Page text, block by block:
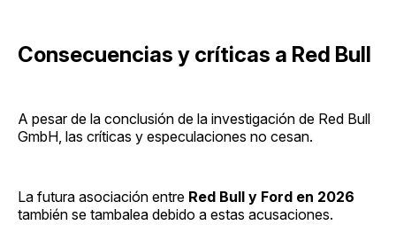
Consecuencias y críticas a Red Bull
A pesar de la conclusión de la investigación de Red Bull
GmbH, las críticas y especulaciones no cesan.
La futura asociación entre Red Bull y Ford en 2026
también se tambalea debido a estas acusaciones.